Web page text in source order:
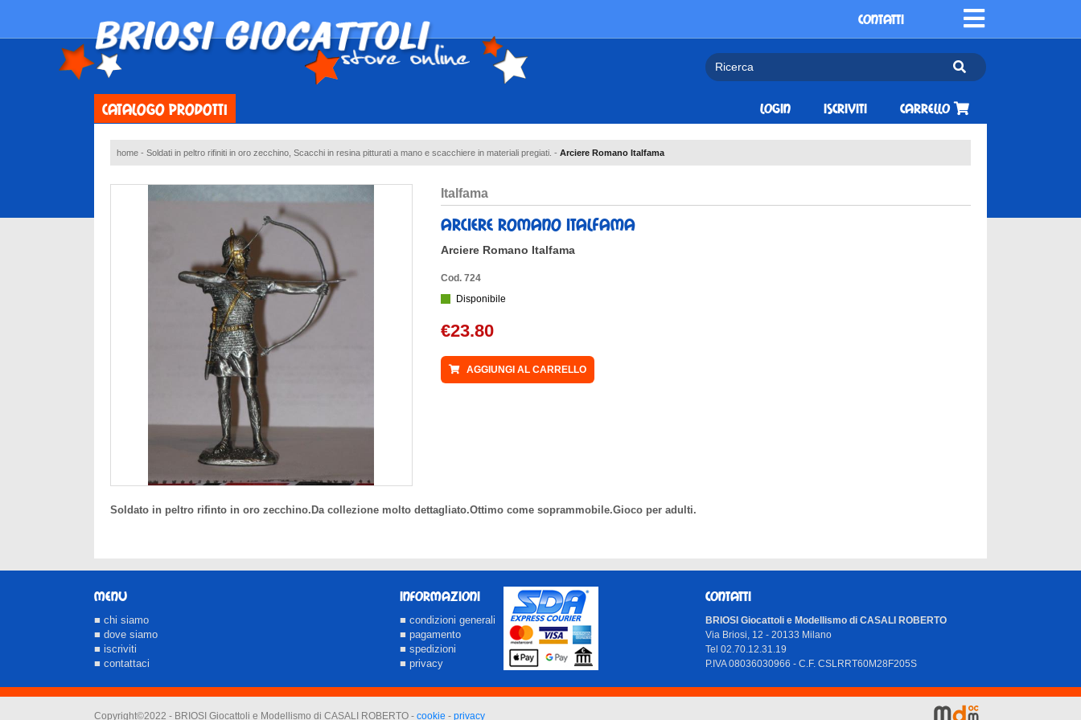
CONTATTI
CATALOGO PRODOTTI Login Iscriviti Carrello
home - Soldati in peltro rifiniti in oro zecchino, Scacchi in resina pitturati a mano e scacchiere in materiali pregiati. - Arciere Romano Italfama
italfama
arciere romano italfama
Arciere Romano Italfama
Cod. 724
Disponibile
€23.80
AGGIUNGI AL CARRELLO
Soldato in peltro rifinto in oro zecchino.Da collezione molto dettagliato.Ottimo come soprammobile.Gioco per adulti.
MENU
■ chi siamo
■ dove siamo
■ iscriviti
■ contattaci
INFORMAZIONI
■ condizioni generali
■ pagamento
■ spedizioni
■ privacy
CONTATTI
BRIOSI Giocattoli e Modellismo di CASALI ROBERTO
Via Briosi, 12 - 20133 Milano
Tel 02.70.12.31.19
P.IVA 08036030966 - C.F. CSLRRT60M28F205S
Copyright©2022 - BRIOSI Giocattoli e Modellismo di CASALI ROBERTO - cookie - privacy